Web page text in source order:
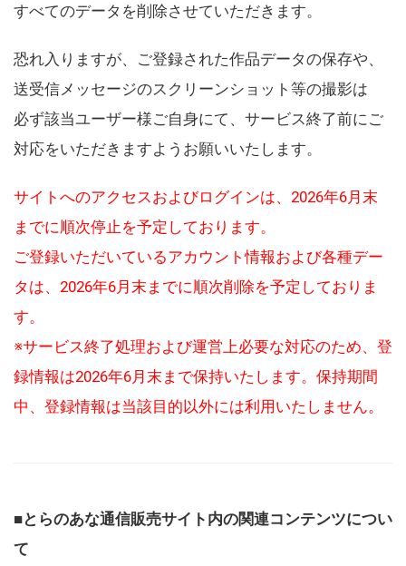
すべてのデータを削除させていただきます。
恐れ入りますが、ご登録された作品データの保存や、
送受信メッセージのスクリーンショット等の撮影は
必ず該当ユーザー様ご自身にて、サービス終了前にご
対応をいただきますようお願いいたします。
サイトへのアクセスおよびログインは、2026年6月末
までに順次停止を予定しております。
ご登録いただいているアカウント情報および各種デー
タは、2026年6月末までに順次削除を予定しておりま
す。
※サービス終了処理および運営上必要な対応のため、登
録情報は2026年6月末まで保持いたします。保持期間
中、登録情報は当該目的以外には利用いたしません。
■とらのあな通信販売サイト内の関連コンテンツについ
て